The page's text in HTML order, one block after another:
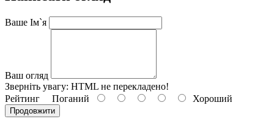
Ваше Ім`я
Ваш огляд
Зверніть увагу: HTML не перекладено!
Рейтинг Поганий Хороший
Продовжити